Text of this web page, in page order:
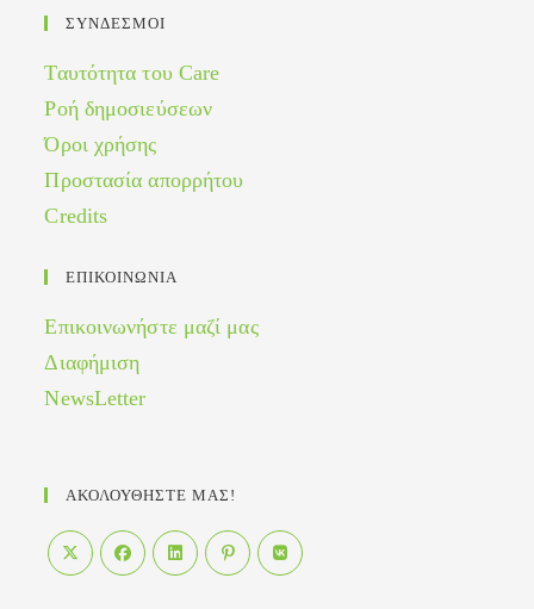
ΣΥΝΔΕΣΜΟΙ
Ταυτότητα του Care
Ροή δημοσιεύσεων
Όροι χρήσης
Προστασία απορρήτου
Credits
ΕΠΙΚΟΙΝΩΝΙΑ
Επικοινωνήστε μαζί μας
Διαφήμιση
NewsLetter
ΑΚΟΛΟΥΘΗΣΤΕ ΜΑΣ!